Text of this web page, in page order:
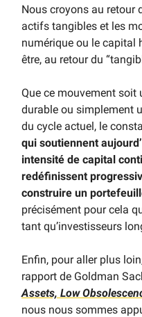
Nous croyons au retour
actifs tangibles et les
numérique ou le capital
être, au retour du
Que ce mouvement soit
durable ou simplement
du cycle actuel, le
qui soutiennent
intensité de capital
redéfinissent
construire un
précisément pour cela
tant qu’investisseurs
Enfin, pour aller plus
rapport de Goldman
Assets, Low
nous nous sommes